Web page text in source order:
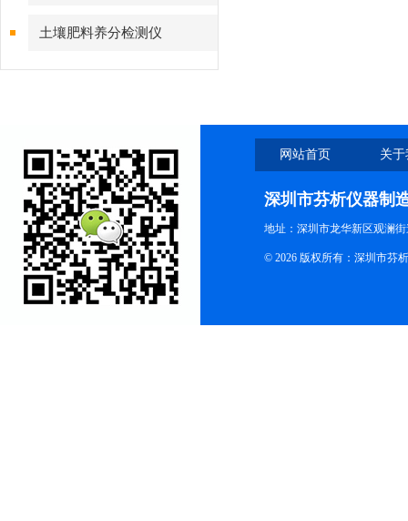
土壤肥料养分检测仪
网站首页 关
深圳市芬析仪器制
地址：深圳市龙华新区观澜
© 2026 版权所有：深圳市芬